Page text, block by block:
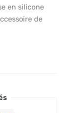
en silicone
de